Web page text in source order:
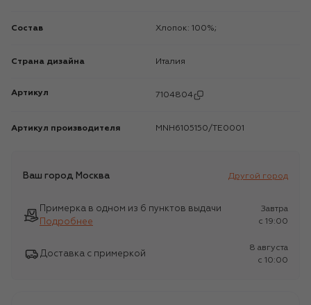
Состав Хлопок: 100%;
Страна дизайна Италия
Артикул 7104804
Артикул производителя MNH6105150/TE0001
Ваш город Москва Другой город
Примерка в одном из 6 пунктов выдачи
Подробнее
Завтра
c 19:00
Доставка с примеркой
8 августа
c 10:00